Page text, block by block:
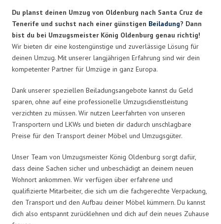
Du planst deinen Umzug von Oldenburg nach Santa Cruz de
Tenerife und suchst nach einer günstigen Beiladung? Dann
bist du bei Umzugsmeister König Oldenburg genau richtig!
Wir bieten dir eine kostengünstige und zuverlässige Lösung für
deinen Umzug. Mit unserer langjährigen Erfahrung sind wir dein
kompetenter Partner für Umzüge in ganz Europa.
Dank unserer speziellen Beiladungsangebote kannst du Geld
sparen, ohne auf eine professionelle Umzugsdienstleistung
verzichten zu müssen. Wir nutzen Leerfahrten von unseren
Transportern und LKWs und bieten dir dadurch unschlagbare
Preise für den Transport deiner Möbel und Umzugsgüter.
Unser Team von Umzugsmeister König Oldenburg sorgt dafür,
dass deine Sachen sicher und unbeschädigt an deinem neuen
Wohnort ankommen. Wir verfügen über erfahrene und
qualifizierte Mitarbeiter, die sich um die fachgerechte Verpackung,
den Transport und den Aufbau deiner Möbel kümmern. Du kannst
dich also entspannt zurücklehnen und dich auf dein neues Zuhause